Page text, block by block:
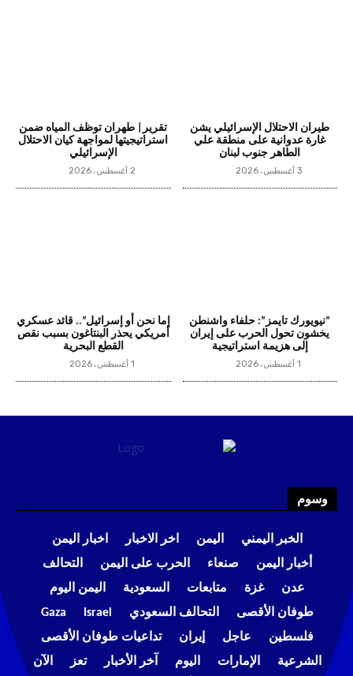
طيران الاحتلال الإسرائيلي يشن
غارة عدوانية على منطقة علي
الطاهر جنوب لبنان
3 أغسطس، 2026
تقرير| طهران توظف المياه ضمن
استراتيجيتها لمواجهة كيان الاحتلال
الإسرائيلي
2 أغسطس، 2026
“نيويورك تايمز”: حلفاء واشنطن
يخشون تحول الحرب على إيران
إلى هزيمة استراتيجية
1 أغسطس، 2026
إما نحن أو إسرائيل”.. قائد عسكري
أمريكي يحذر البنتاغون بسبب نقص
القطع البحرية
1 أغسطس، 2026
وسوم
الخبر اليمني اليمن اخر الاخبار
اخبار اليمن
أخبار اليمن
صنعاء الحرب على اليمن
التحالف
عدن
غزة متابعات السعودية
اليمن اليوم
طوفان الأقصى
التحالف السعودي Israel
Gaza
فلسطين
عاجل إيران
تداعيات طوفان الأقصى
الشرعية
الإمارات اليوم آخر الأخبار تعز الآن